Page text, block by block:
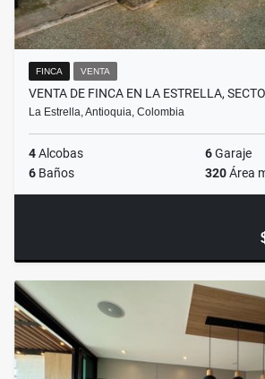
FINCA VENTA
VENTA DE FINCA EN LA ESTRELLA,
La Estrella, Antioquia, Colombia
4Alcobas 6Garaje
6 Baños 320Área